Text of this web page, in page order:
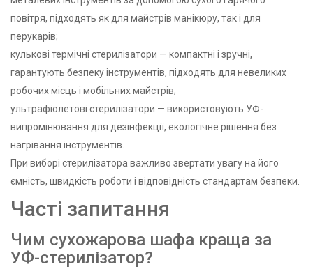
повітря, підходять як для майстрів манікюру, так і для
перукарів;
кулькові термічні стерилізатори — компактні і зручні,
гарантують безпеку інструментів, підходять для невеликих
робочих місць і мобільних майстрів;
ультрафіолетові стерилізатори — використовують УФ-
випромінювання для дезінфекції, екологічне рішення без
нагрівання інструментів.
При виборі стерилізатора важливо звертати увагу на його
ємність, швидкість роботи і відповідність стандартам безпеки.
Часті запитання
Чим сухожарова шафа краща за
УФ-стерилізатор?